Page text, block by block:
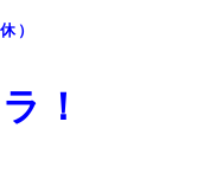
）
！